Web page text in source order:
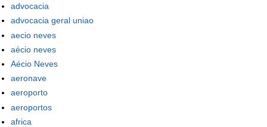
advocacia
advocacia geral uniao
aecio neves
aécio neves
Aécio Neves
aeronave
aeroporto
aeroportos
africa